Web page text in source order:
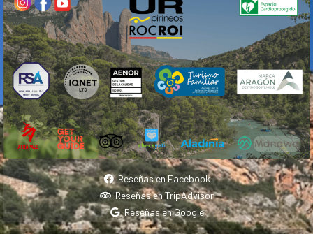
Reseñas en Facebook
Reseñas en TripAdvisor
Reseñas en Google